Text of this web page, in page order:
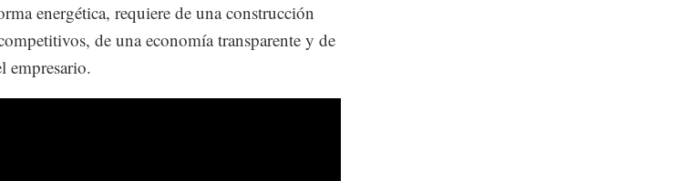
energética, requiere de una construcción
de una economía transparente y de
empresario.